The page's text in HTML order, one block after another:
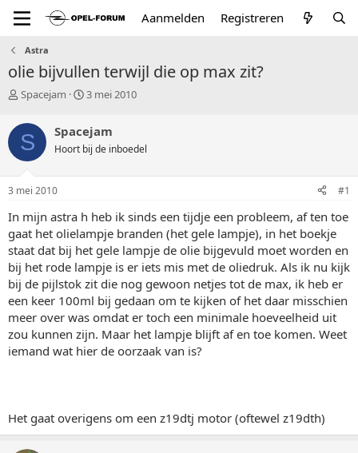
Aanmelden Registreren
Astra
olie bijvullen terwijl die op max zit?
T
p
i
c
s
a
t
e
r
Spacejam
S
r
t
a
m
3 mei 2010
S Spacejam
Hoort bij de inboedel
3 mei 2010 #1
In mijn astra h heb ik sinds een tijdje een probleem, af ten toe
gaat het olielampje branden (het gele lampje), in het boekje
staat dat bij het gele lampje de olie bijgevuld moet worden en
bij het rode lampje is er iets mis met de oliedruk. Als ik nu kijk
bij de pijlstok zit die nog gewoon netjes tot de max, ik heb er
een keer 100ml bij gedaan om te kijken of het daar misschien
meer over was omdat er toch een minimale hoeveelheid uit
zou kunnen zijn. Maar het lampje blijft af en toe komen. Weet
iemand wat hier de oorzaak van is?
Het gaat overigens om een z19dtj motor (oftewel z19dth)